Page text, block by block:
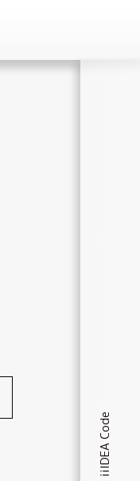
iiIDEA Code